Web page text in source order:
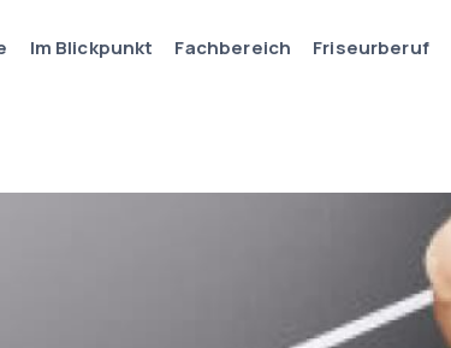
Im Blickpunkt Fachbereich Friseurberuf